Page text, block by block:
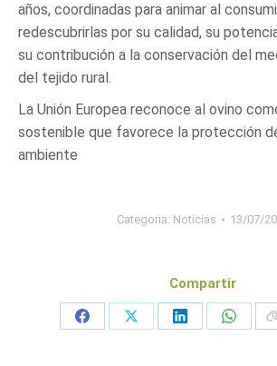
años, coordinadas para animar al
redescubrirlas por su calidad, su
su contribución a la conservación del
del tejido rural.
La Unión Europea reconoce al ovino
sostenible que favorece la protección
ambiente
Categoria: Noticias 13/07/
Compartir
Share
Share
Share
Share